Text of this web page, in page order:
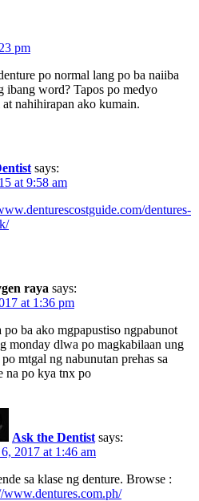
pm
po normal lang po ba naiiba
ibang word? Tapos po medyo
nahihirapan ako kumain.
says:
at 9:58 am
dentures-
raya says:
at 1:36 pm
po ba ako mgpapustiso ngpabunot
monday dlwa po magkabilaan ung
mtgal ng nabunutan prehas sa
na po kya tnx po
Ask the Dentist says:
2017 at 1:46 am
sa klase ng denture. Browse :
www.dentures.com.ph/